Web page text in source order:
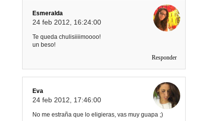
Esmeralda
24 feb 2012, 16:24:00
Te queda chulisiiiimoooo!
un beso!
Responder
Eva
24 feb 2012, 17:46:00
No me estraña que lo eligieras, vas muy guapa ;)